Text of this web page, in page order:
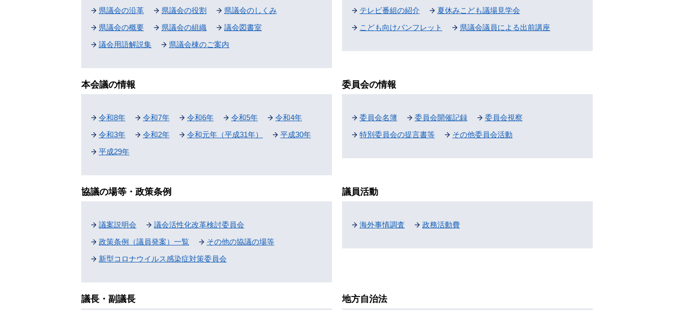
県議会の沿革 県議会の役割
県議会のしくみ
県議会の概要
県議会の組織
議会図書室
議会用語解説集
県議会棟のご案内
テレビ番組の紹介
夏休みこども議場見学会
こども向けパンフレット
県議会議員による出前講座
本会議の情報
令和8年 令和7年 令和6年 令和5年
令和4年
令和3年
令和2年 令和元年（平成31年）
平成30年
平成29年
委員会の情報
委員会名簿 委員会開催記録
委員会視察
特別委員会の提言書等
その他委員会活動
協議の場等・政策条例
議案説明会
議会活性化改革検討委員会
政策条例（議員発案）一覧
その他の協議の場等
新型コロナウイルス感染症対策委員会
議員活動
海外事情調査 政務活動費
議長・副議長 地方自治法